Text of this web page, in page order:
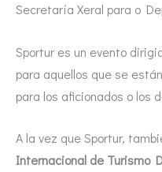
Secretaría Xeral para o
Sportur es un evento
para aquellos que se
para los aficionados o los
A la vez que Sportur,
Internacional de Turismo